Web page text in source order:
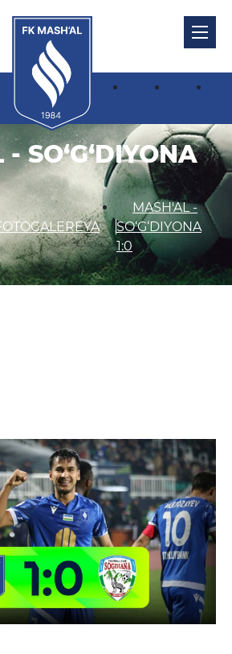
SO‘G‘DIYONA
MASH'AL -
SO‘G‘DIYONA
1:0